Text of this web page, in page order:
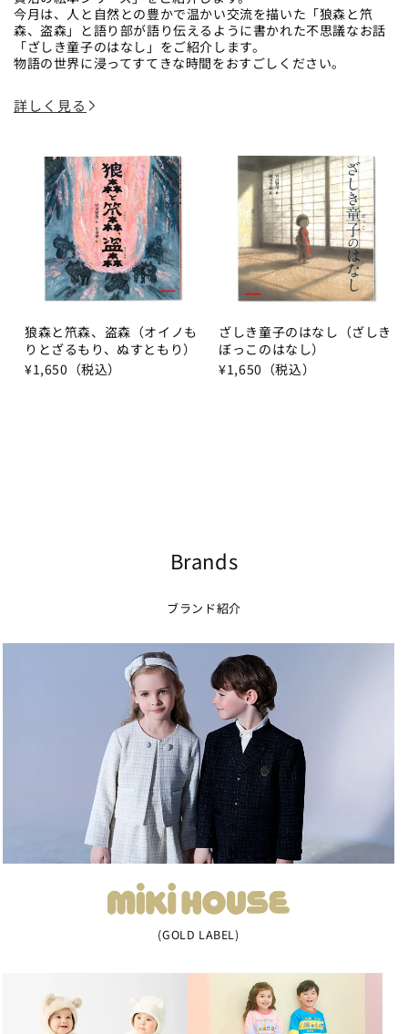
今月は、人と自然との豊かで温かい交流を描いた「狼森と笊
森、盗森」と語り部が語り伝えるように書かれた不思議なお話
「ざしき童子のはなし」をご紹介します。
物語の世界に浸ってすてきな時間をおすごしください。
詳しく見る
狼森と笊森、盗森（オイノも
りとざるもり、ぬすともり）
¥1,650（税込）
ざしき童子のはなし（ざしき
ぼっこのはなし）
¥1,650（税込）
Brands
ブランド紹介
(GOLD LABEL)